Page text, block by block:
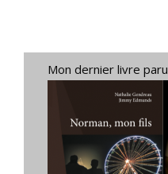
Mon dernier livre paru